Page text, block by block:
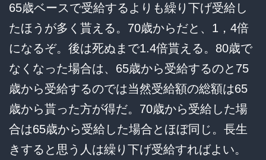
65歳ベースで受給するよりも繰り下げ受給し
たほうが多く貰える。70歳からだと、1，4倍
になるぞ。後は死ぬまで1.4倍貰える。80歳で
なくなった場合は、65歳から受給するのと75
歳から受給するのでは当然受給額の総額は65
歳から貰った方が得だ。70歳から受給した場
合は65歳から受給した場合とほぼ同じ。長生
きすると思う人は繰り下げ受給すればよい。